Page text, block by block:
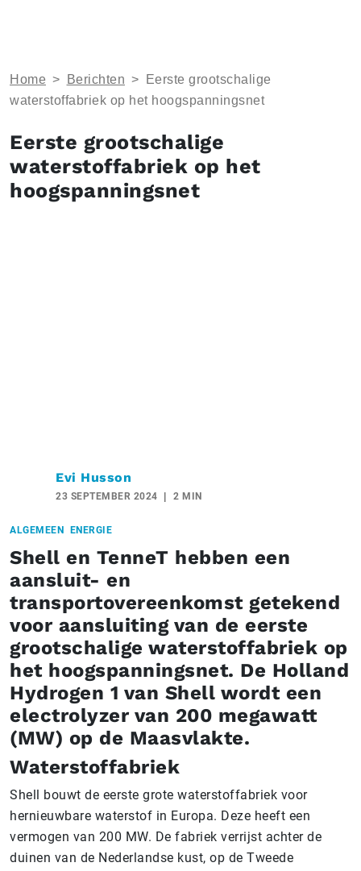
Home > Berichten >
Eerste grootschalige
waterstoffabriek op het hoogspanningsnet
Eerste grootschalige
waterstoffabriek op het
hoogspanningsnet
Evi Husson
23 SEPTEMBER 2024 2 MIN
ALGEMEEN ENERGIE
Shell en TenneT hebben een
aansluit- en
transportovereenkomst getekend
voor aansluiting van de eerste
grootschalige waterstoffabriek op
het hoogspanningsnet. De Holland
Hydrogen 1 van Shell wordt een
electrolyzer van 200 megawatt
(MW) op de Maasvlakte.
Waterstoffabriek
Shell bouwt de eerste grote waterstoffabriek voor
hernieuwbare waterstof in Europa. Deze heeft een
vermogen van 200 MW. De fabriek verrijst achter de
duinen van de Nederlandse kust, op de Tweede